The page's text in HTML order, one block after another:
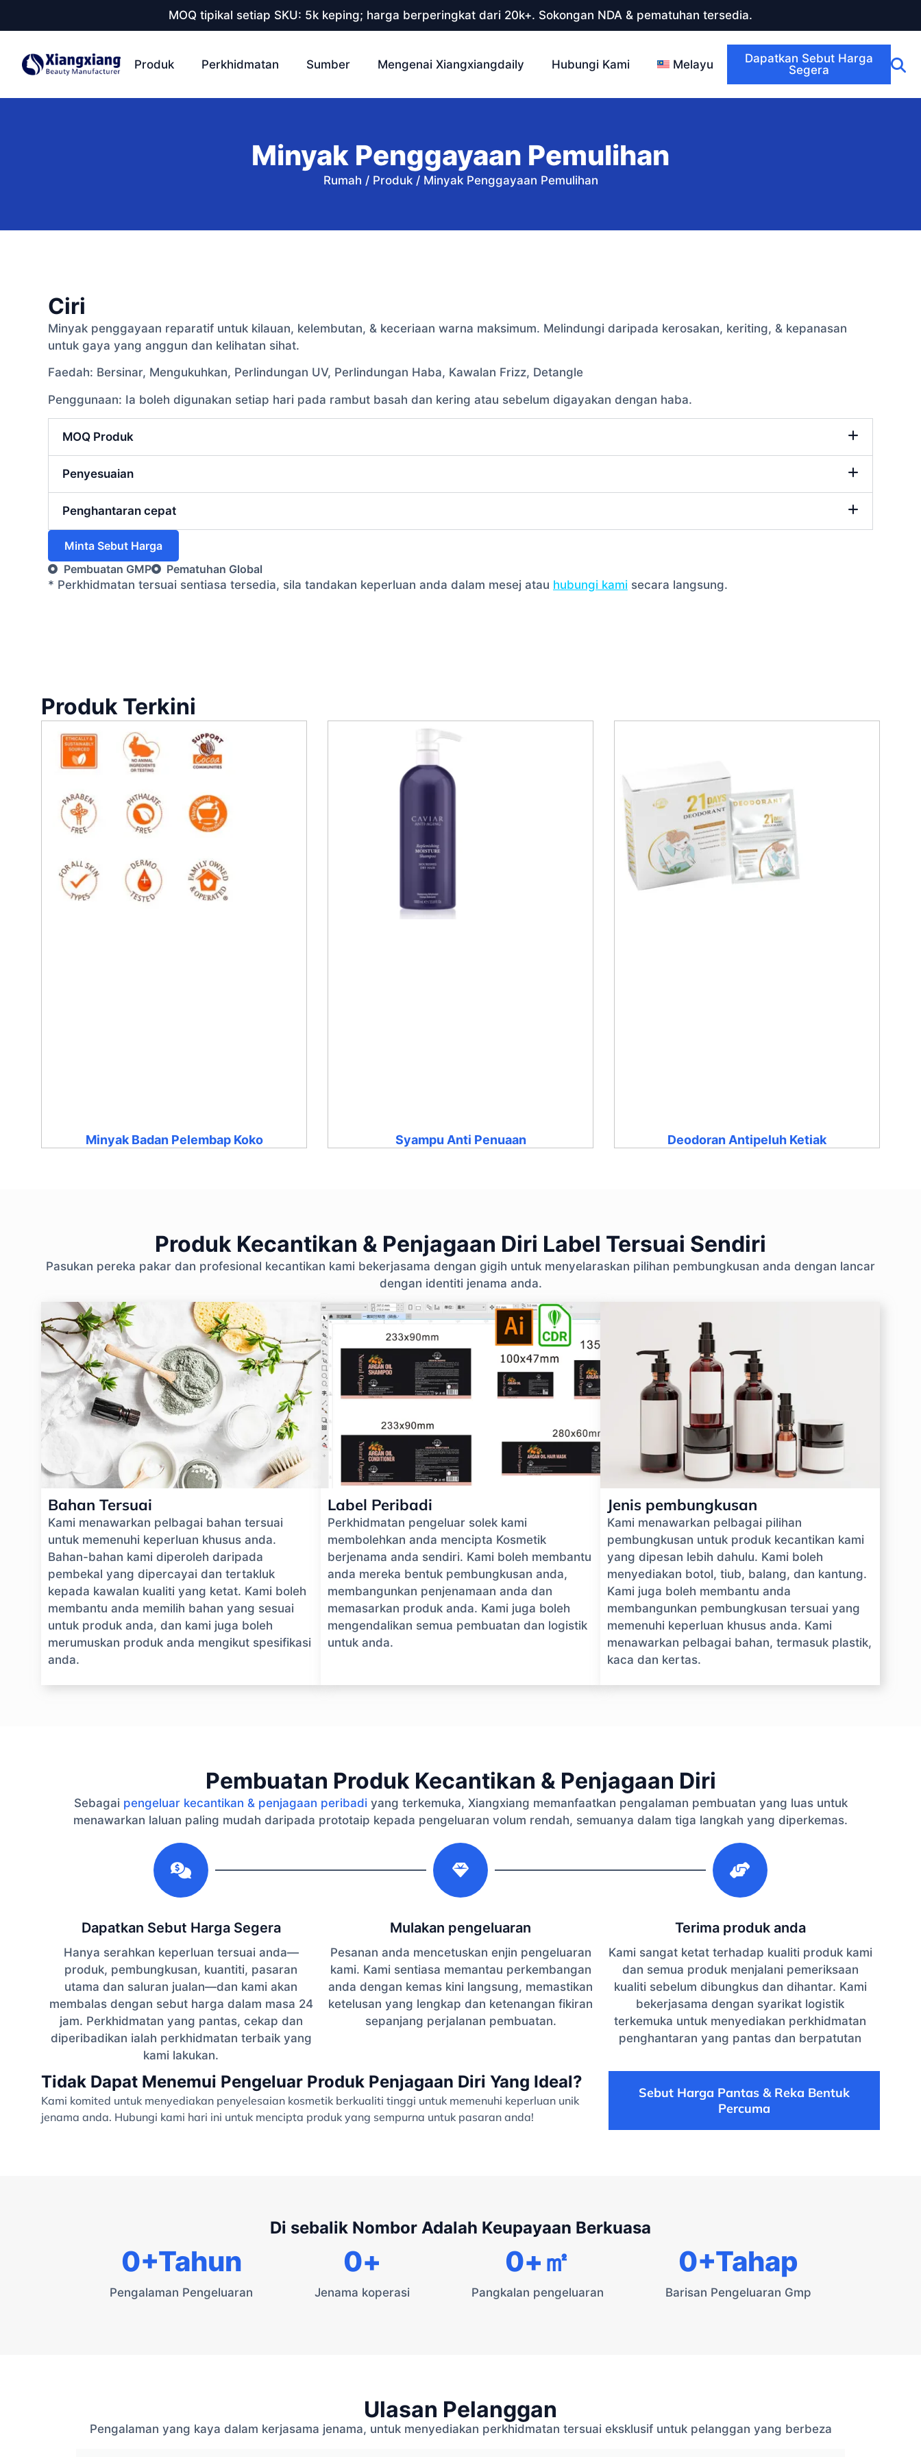
MOQ tipikal setiap SKU: 5k keping; harga berperingkat dari 20k+. Sokongan NDA & pematuhan tersedia.
Produk Perkhidmatan Sumber Mengenai Xiangxiangdaily Hubungi Kami Melayu
Dapatkan Sebut Harga
Segera
Minyak Penggayaan Pemulihan
Rumah / Produk/ Minyak Penggayaan Pemulihan
Ciri
Minyak penggayaan reparatif untuk kilauan, kelembutan, & keceriaan warna maksimum. Melindungi daripada kerosakan, keriting, & kepanasan
untuk gaya yang anggun dan kelihatan sihat.
Faedah: Bersinar, Mengukuhkan, Perlindungan UV, Perlindungan Haba, Kawalan Frizz, Detangle
Penggunaan: Ia boleh digunakan setiap hari pada rambut basah dan kering atau sebelum digayakan dengan haba.
MOQ Produk
Penyesuaian
Penghantaran cepat
Minta Sebut Harga
Pembuatan GMP
Pematuhan Global
* Perkhidmatan tersuai sentiasa tersedia, sila tandakan keperluan anda dalam mesej atau hubungi kami secara langsung.
Produk Terkini
Minyak Badan Pelembap Koko Syampu Anti Penuaan Deodoran Antipeluh Ketiak
Produk Kecantikan & Penjagaan Diri Label Tersuai Sendiri
Pasukan pereka pakar dan profesional kecantikan kami bekerjasama dengan gigih untuk menyelaraskan pilihan pembungkusan anda dengan lancar
dengan identiti jenama anda.
Bahan Tersuai
Kami menawarkan pelbagai bahan tersuai
untuk memenuhi keperluan khusus anda.
Bahan-bahan kami diperoleh daripada
pembekal yang dipercayai dan tertakluk
kepada kawalan kualiti yang ketat. Kami boleh
membantu anda memilih bahan yang sesuai
untuk produk anda, dan kami juga boleh
merumuskan produk anda mengikut spesifikasi
anda.
Label Peribadi
Perkhidmatan pengeluar solek kami
membolehkan anda mencipta Kosmetik
berjenama anda sendiri. Kami boleh membantu
anda mereka bentuk pembungkusan anda,
membangunkan penjenamaan anda dan
memasarkan produk anda. Kami juga boleh
mengendalikan semua pembuatan dan logistik
untuk anda.
Jenis pembungkusan
Kami menawarkan pelbagai pilihan
pembungkusan untuk produk kecantikan kami
yang dipesan lebih dahulu. Kami boleh
menyediakan botol, tiub, balang, dan kantung.
Kami juga boleh membantu anda
membangunkan pembungkusan tersuai yang
memenuhi keperluan khusus anda. Kami
menawarkan pelbagai bahan, termasuk plastik,
kaca dan kertas.
Pembuatan Produk Kecantikan & Penjagaan Diri
Sebagai pengeluar kecantikan & penjagaan peribadiyang terkemuka, Xiangxiang memanfaatkan pengalaman pembuatan yang luas untuk
menawarkan laluan paling mudah daripada prototaip kepada pengeluaran volum rendah, semuanya dalam tiga langkah yang diperkemas.
Dapatkan Sebut Harga Segera
Hanya serahkan keperluan tersuai anda—
produk, pembungkusan, kuantiti, pasaran
utama dan saluran jualan—dan kami akan
membalas dengan sebut harga dalam masa 24
jam. Perkhidmatan yang pantas, cekap dan
diperibadikan ialah perkhidmatan terbaik yang
kami lakukan.
Mulakan pengeluaran
Pesanan anda mencetuskan enjin pengeluaran
kami. Kami sentiasa memantau perkembangan
anda dengan kemas kini langsung, memastikan
ketelusan yang lengkap dan ketenangan fikiran
sepanjang perjalanan pembuatan.
Terima produk anda
Kami sangat ketat terhadap kualiti produk kami
dan semua produk menjalani pemeriksaan
kualiti sebelum dibungkus dan dihantar. Kami
bekerjasama dengan syarikat logistik
terkemuka untuk menyediakan perkhidmatan
penghantaran yang pantas dan berpatutan
Tidak Dapat Menemui Pengeluar Produk Penjagaan Diri Yang Ideal?
Kami komited untuk menyediakan penyelesaian kosmetik berkualiti tinggi untuk memenuhi keperluan unik
jenama anda. Hubungi kami hari ini untuk mencipta produk yang sempurna untuk pasaran anda!
Sebut Harga Pantas & Reka Bentuk
Percuma
Di sebalik Nombor Adalah Keupayaan Berkuasa
Pengalaman Pengeluaran
0+Tahun
Jenama koperasi
0+
Pangkalan pengeluaran
0+㎡
Barisan Pengeluaran Gmp
0+Tahap
Ulasan Pelanggan
Pengalaman yang kaya dalam kerjasama jenama, untuk menyediakan perkhidmatan tersuai eksklusif untuk pelanggan yang berbeza